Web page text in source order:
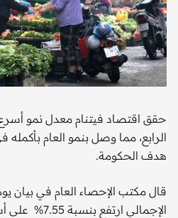
حقق اقتصاد فيتنام معدل نمو
هدف الحكومة.
قال مكتب الإحصاء العام في بيان
الإجمالي